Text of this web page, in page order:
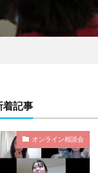
着記事
オンライン相談会